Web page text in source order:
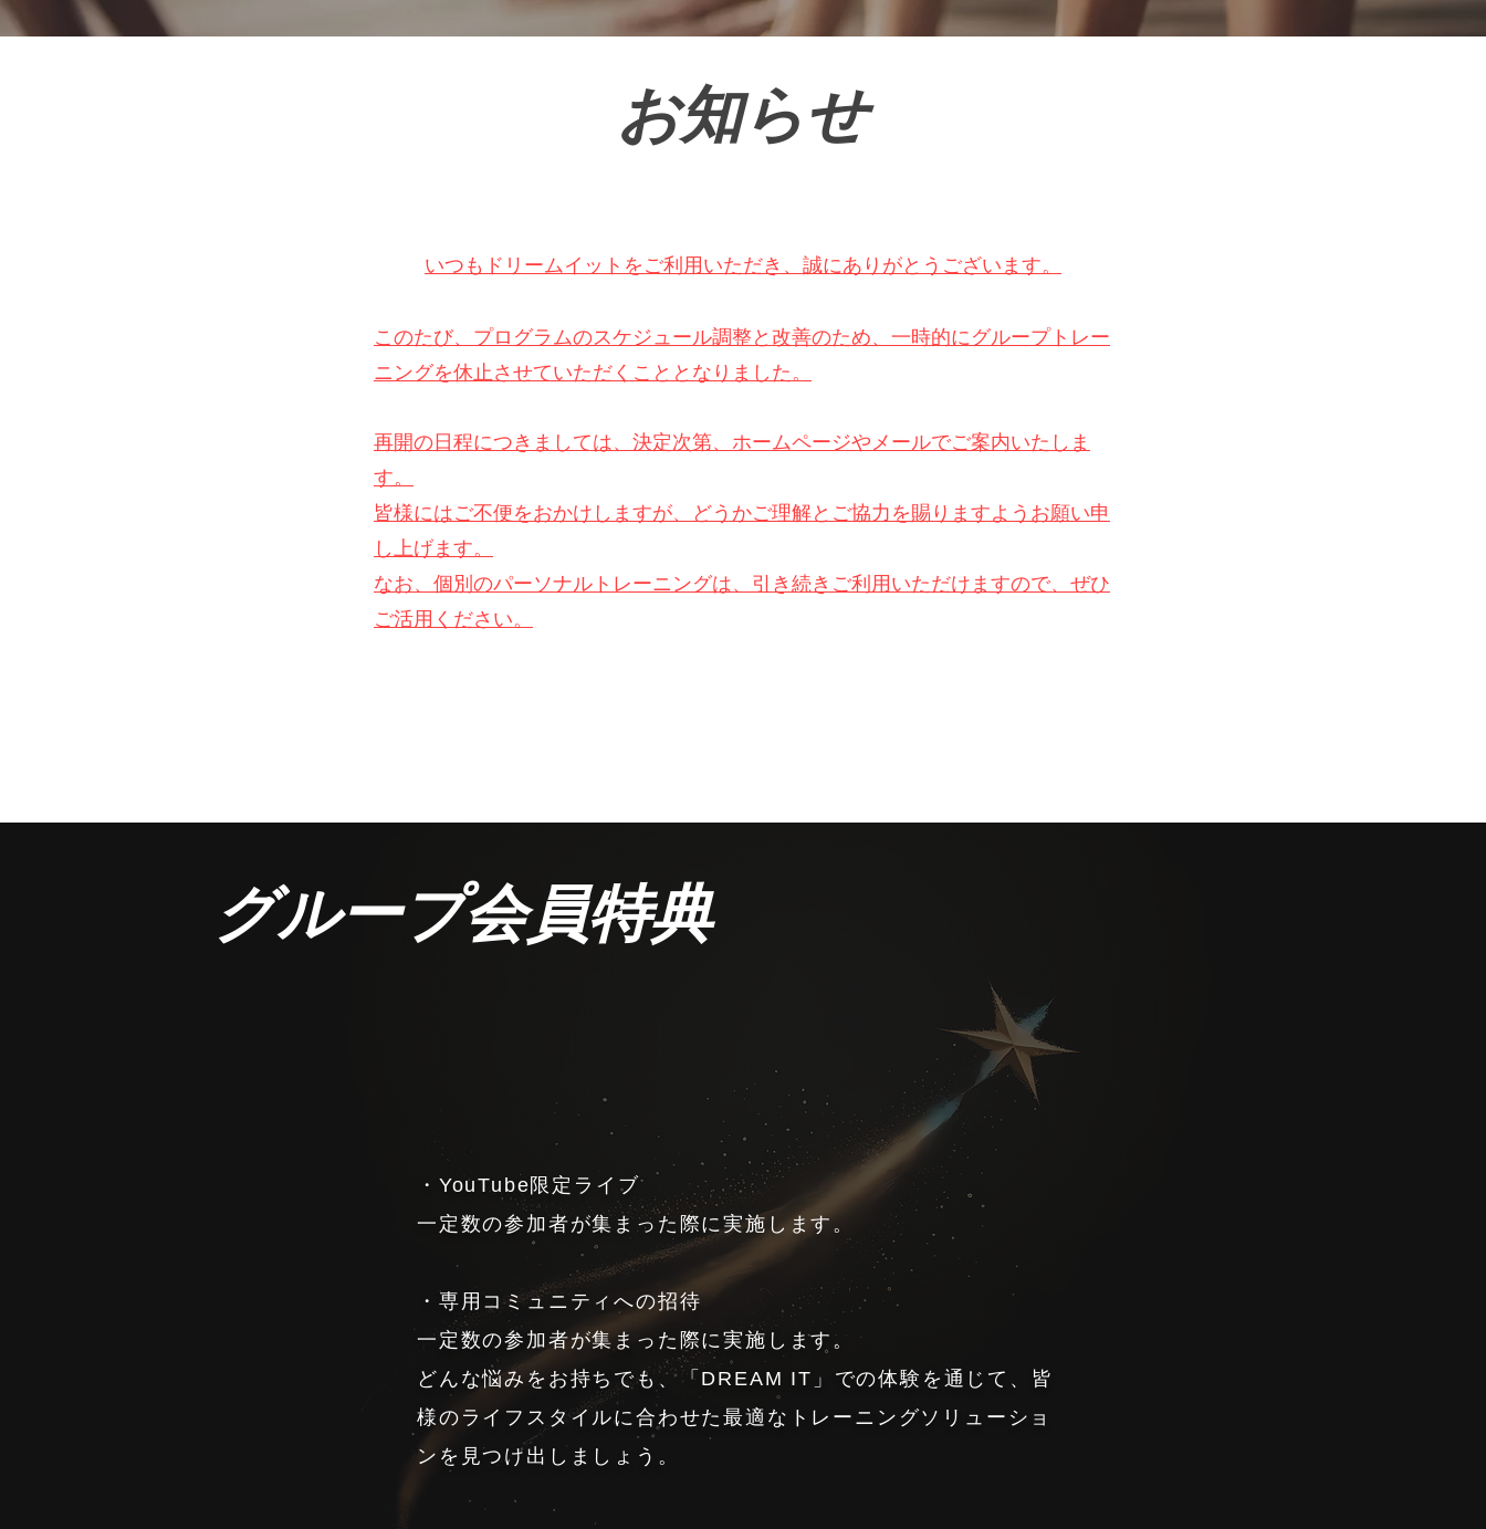
​お知らせ
いつもドリームイットをご利用いただき、誠にありがとうございます。
このたび、プログラムのスケジュール調整と改善のため、一時的にグループトレー
ニングを休止させていただくこととなりました。
再開の日程につきましては、決定次第、ホームページやメールでご案内いたしま
す。
皆様にはご不便をおかけしますが、どうかご理解とご協力を賜りますようお願い申
し上げます。
なお、個別のパーソナルトレーニングは、引き続きご利用いただけますので、ぜひ
ご活用ください。
​グループ会員特典​
・YouTube限定ライブ
一定数の参加者が集まった際に実施します。
・専用コミュニティへの招待
一定数の参加者が集まった際に実施します。
どんな悩みをお持ちでも、「DREAM IT」での体験を通じて、皆
様のライフスタイルに合わせた最適なトレーニングソリューショ
ンを見つけ出しましょう。